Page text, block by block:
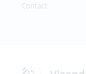
Contact